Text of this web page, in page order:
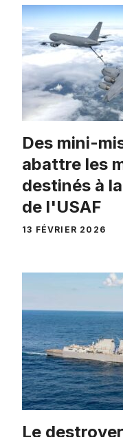
Des mini-
abattre les
destinés à
de l'USAF
13 FÉVRIER 2026
Le